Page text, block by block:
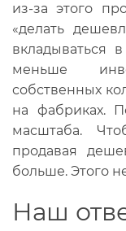
из-за этого
«делать
вкладываться
меньше
собственных
на фабриках.
масштаба.
продавая
больше. Этого
Наш